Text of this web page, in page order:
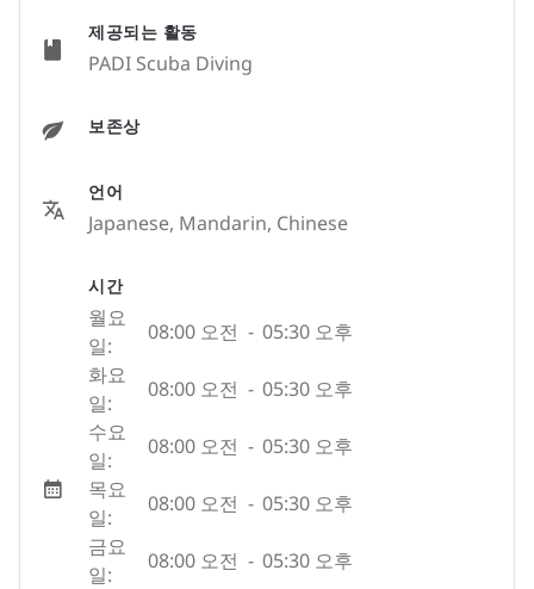
제공되는 활동
PADI Scuba Diving
보존상
언어
Japanese, Mandarin, Chinese
시간
월요
일:
08:00 오전 - 05:30 오후
화요
일:
08:00 오전 - 05:30 오후
수요
일:
08:00 오전 - 05:30 오후
목요
일:
08:00 오전 - 05:30 오후
금요
일:
08:00 오전 - 05:30 오후